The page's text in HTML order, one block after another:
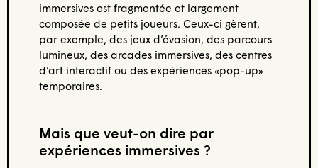
immersives est fragmentée et largement
composée de petits joueurs. Ceux-ci gèrent,
par exemple, des jeux d’évasion, des parcours
lumineux, des arcades immersives, des centres
d’art interactif ou des expériences «pop-up»
temporaires.
Mais que veut-on dire par
expériences immersives ?